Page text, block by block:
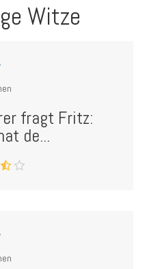
Witze
fragt Fritz:
de...